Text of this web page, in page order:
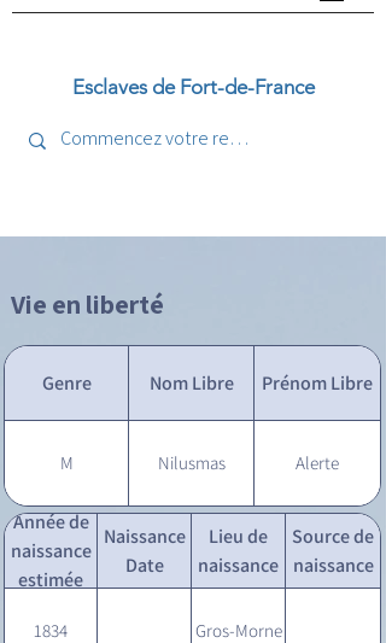
Esclaves de Fort-de-France
Vie en liberté
Genre Nom Libre Prénom Libre
M Nilusmas Alerte
Année de
naissance
estimée
Naissance
Date
Lieu de
naissance
Source de
naissance
1834 Gros-Morne